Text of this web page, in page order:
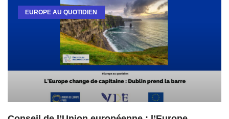
EUROPE AU QUOTIDIEN